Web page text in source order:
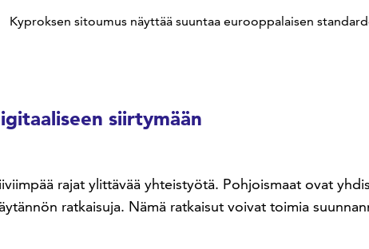
Kyproksen sitoumus näyttää suuntaa eurooppalaisen
siirtymään
rajat ylittävää yhteistyötä. Pohjoismaat ovat
ratkaisuja. Nämä ratkaisut voivat toimia